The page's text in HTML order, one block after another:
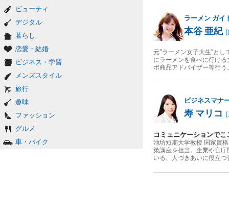
ビューティ
デジタル
暮らし
恋愛・結婚
ビジネス・学習
メンズスタイル
旅行
趣味
ファッション
グルメ
車・バイク
ラーメン ガイ
本谷 亜紀 (
元“ラーメン女子大生”と
にラーメンを食べに行け
ボ商品アドバイザー等行う
ビジネスマナ
寿 マリコ (
コミュニケーションで
池坊短期大学教授 国家資
策講座を担当。企業や官
いる、人づきあいに役立